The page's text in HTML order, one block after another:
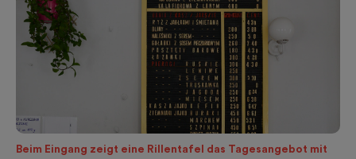
Beim Eingang zeigt eine Rillentafel das Tagesangebot mit